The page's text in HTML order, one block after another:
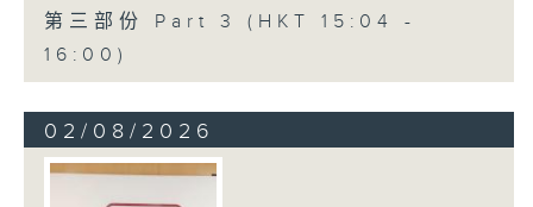
第三部份 Part 3 (HKT 15:04 -
16:00)
02/08/2026